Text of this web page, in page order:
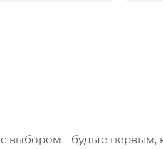
выбором - будьте